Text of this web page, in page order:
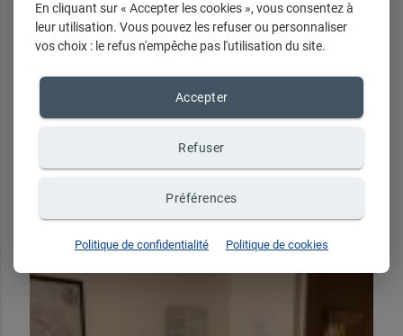
Du lundi au samedi de 9h30 à 12h30 et de
14h30 à 19h30
En cliquant sur « Accepter les cookies », vous consentez à
leur utilisation. Vous pouvez les refuser ou personnaliser
vos choix : le refus n'empêche pas l'utilisation du site.
Accepter
Refuser
Préférences
Politique de confidentialité Politique de cookies